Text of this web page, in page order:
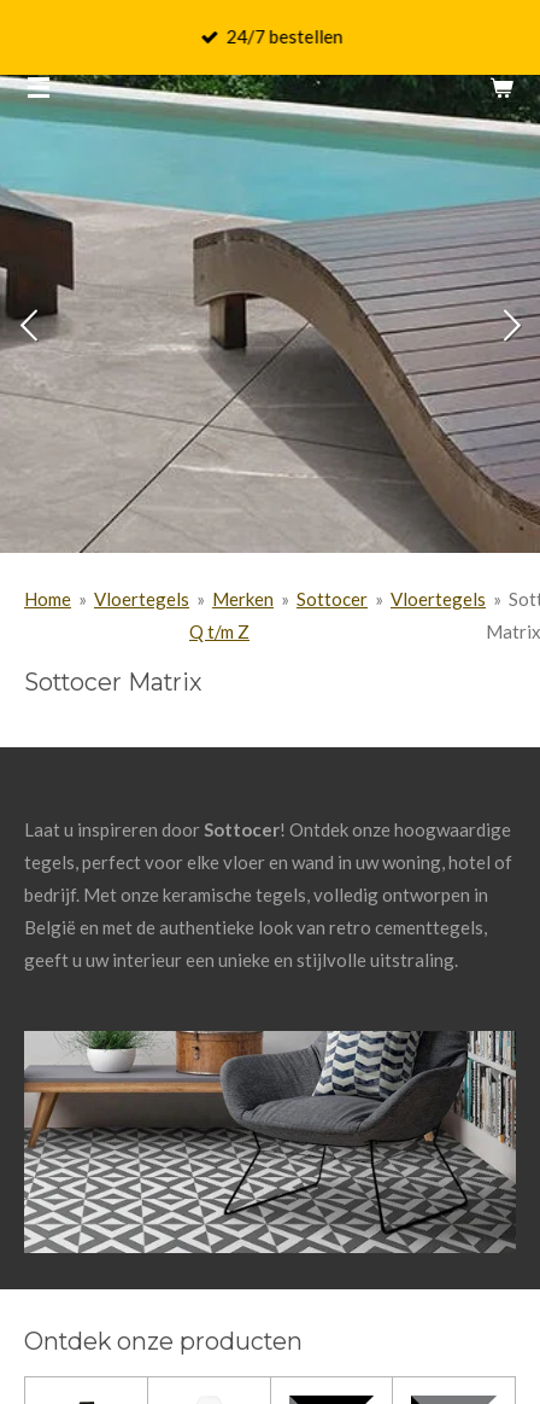
naar
de
24/7 bestellen
Home » Vloertegels » Merken
Q t/m Z
» Sottocer » Vloertegels »
Matrix
Sottocer Matrix
Laat u inspireren doorSottocer! Ontdek onze hoogwaardige
tegels, perfect voor elke vloer en wand in uw woning, hotel of
bedrijf. Met onze keramische tegels, volledig ontworpen in
België en met de authentieke look van retro cementtegels,
geeft u uw interieur een unieke en stijlvolle uitstraling.
Ontdek onze producten